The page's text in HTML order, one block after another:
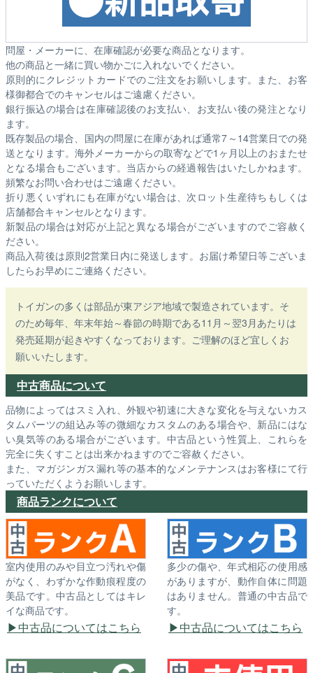
問屋・メーカーに、在庫確認が必要な商品となります。
他の商品と一緒に買い物かごに入れないでください。
原則的にクレジットカードでのご注文をお願いします。また、お客
様御都合でのキャンセルはご遠慮ください。
銀行振込の場合は在庫確認後のお支払い、お支払い後の発注となり
ます。
既存製品の場合、国内の問屋に在庫があれば通常7～14営業日での発
送となります。海外メーカーからの取寄などで1ヶ月以上のおまたせ
となる場合もございます。 当店からの経過報告はいたしかねます。
頻繁なお問い合わせはご遠慮ください。
折り悪くいずれにも在庫がない場合は、次ロット生産待ちもしくは
店舗都合キャンセルとなります。
新製品の場合は対応が上記と異なる場合がございますのでご容赦く
ださい。
商品入荷後は原則2営業日内に発送します。お届け希望日等ございま
したらお早めにご連絡ください。
トイガンの多くは部品が東アジア地域で製造されています。そ
のため毎年、年末年始～春節の時期である11月～翌3月あたりは
発売延期が起きやすくなっております。ご理解のほど宜しくお
願いいたします。
中古商品について
品物によってはスミ入れ、外観や初速に大きな変化を与えないカス
タムパーツの組込み等の微細なカスタムのある場合や、新品にはな
い臭気等のある場合がございます。中古品という性質上、これらを
完全に失くすことは出来かねますのでご容赦ください。
また、マガジンガス漏れ等の基本的なメンテナンスはお客様にて行
っていただくようお願いします。
商品ランクについて
室内使用のみや目立つ汚れや傷
がなく、わずかな作動痕程度の
美品です。中古品としてはキレ
イな商品です。
中古品についてはこちら
多少の傷や、年式相応の使用感
がありますが、動作自体に問題
はありません。普通の中古品で
す。
中古品についてはこちら